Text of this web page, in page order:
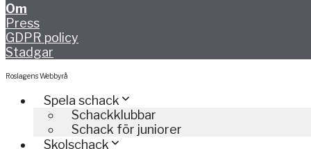
Om
Press
GDPR policy
Stadgar
Roslagens Webbyrå
Spela schack
Schackklubbar
Schack för juniorer
Skolschack